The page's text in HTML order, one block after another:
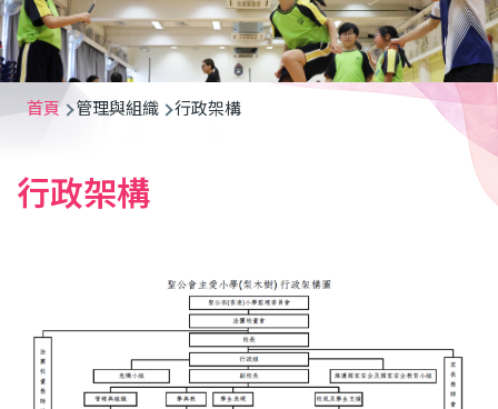
導
連
首頁 管理與組織 行政架構
行政架構